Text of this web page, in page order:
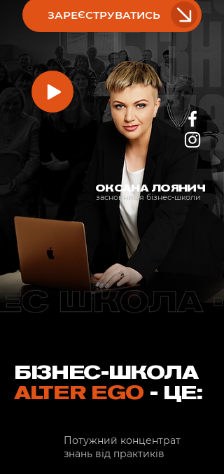
ЗАРЕЄСТРУВАТИСЬ
ОКСАНА ЛОЯНИЧ
засновниця бізнес-школи
БІЗНЕС-ШКОЛА
ALTER EGO - ЦЕ:
Потужний концентрат
знань від практиків